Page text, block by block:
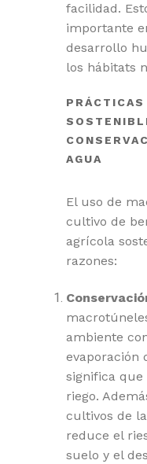
facilidad.
importante
desarrollo
los hábitats
AGUA
El uso de
cultivo de
agrícola
razones:
ambiente
evaporación
significa que
riego.
cultivos de
reduce el
suelo y el